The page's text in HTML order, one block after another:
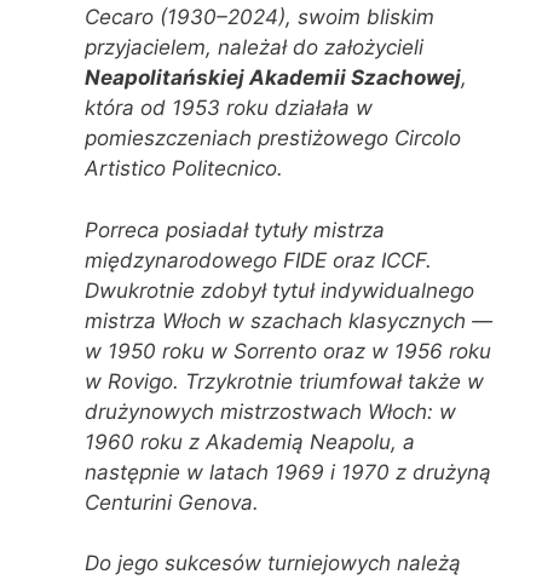
Cecaro (1930–2024), swoim bliskim
przyjacielem, należał do założycieli
Neapolitańskiej Akademii Szachowej,
która od 1953 roku działała w
pomieszczeniach prestiżowego Circolo
Artistico Politecnico.
Porreca posiadał tytuły mistrza
międzynarodowego FIDE oraz ICCF.
Dwukrotnie zdobył tytuł indywidualnego
mistrza Włoch w szachach klasycznych —
w 1950 roku w Sorrento oraz w 1956 roku
w Rovigo. Trzykrotnie triumfował także w
drużynowych mistrzostwach Włoch: w
1960 roku z Akademią Neapolu, a
następnie w latach 1969 i 1970 z drużyną
Centurini Genova.
Do jego sukcesów turniejowych należą